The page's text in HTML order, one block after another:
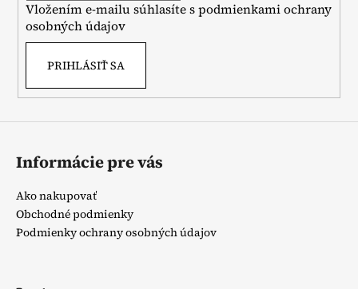
Vložením e-mailu súhlasíte spodmienkami ochrany
osobných údajov
PRIHLÁSIŤ SA
Informácie pre vás
Ako nakupovať
Obchodné podmienky
Podmienky ochrany osobných údajov